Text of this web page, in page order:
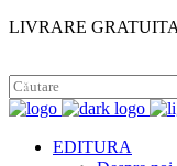
LIVRARE
EDITURA